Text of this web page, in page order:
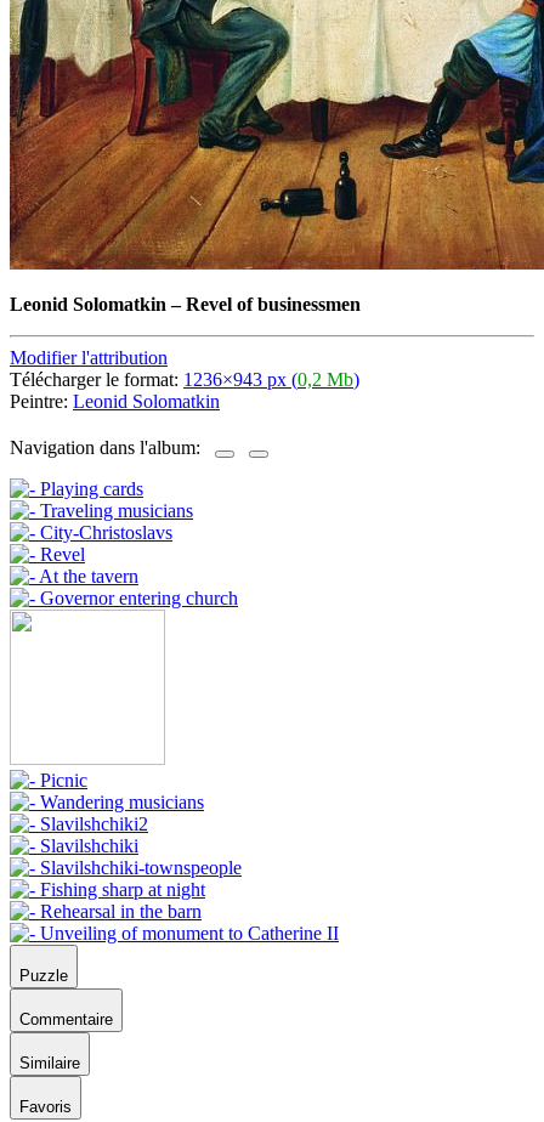
Leonid Solomatkin –Revel of businessmen
Modifier l'attribution
Télécharger le format: 1236×943 px (0,2 Mb)
Peintre: Leonid Solomatkin
Navigation dans l'album:
Puzzle
Commentaire
Similaire
Favoris